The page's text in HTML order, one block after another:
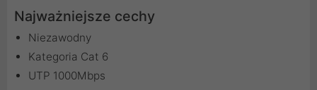
Najważniejsze cechy
Niezawodny
Kategoria Cat 6
UTP 1000Mbps